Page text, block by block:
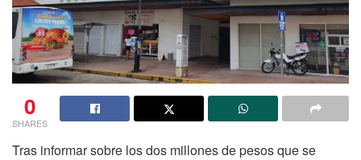
0
SHARES
Tras informar sobre los dos millones de pesos que se